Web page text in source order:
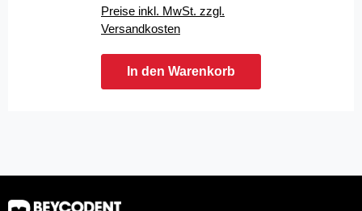
Preise inkl. MwSt. zzgl.
Versandkosten
In den Warenkorb